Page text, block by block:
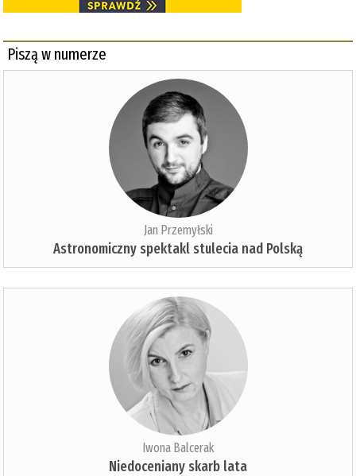
Piszą w numerze
Jan Przemyłski
Astronomiczny spektakl stulecia nad Polską
Iwona Balcerak
Niedoceniany skarb lata